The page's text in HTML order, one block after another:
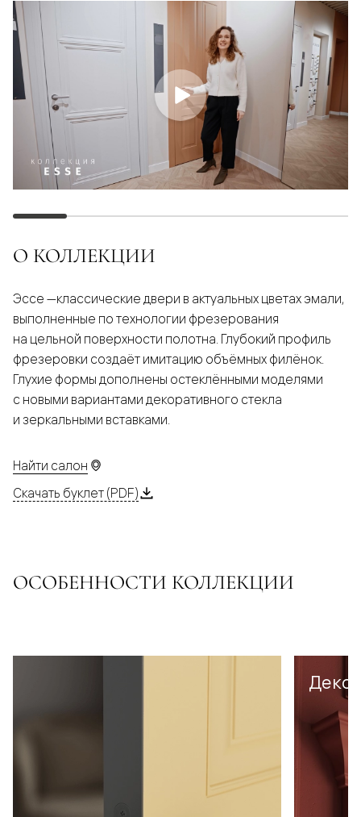
О КОЛЛЕКЦИИ
Эссе —классические двери в актуальных цветах эмали,
выполненные по технологии фрезерования
на цельной поверхности полотна. Глубокий профиль
фрезеровки создаёт имитацию объёмных филёнок.
Глухие формы дополнены остеклёнными моделями
с новыми вариантами декоративного стекла
и зеркальными вставками.
Найти салон
Скачать буклет (PDF)
ОСОБЕННОСТИ КОЛЛЕКЦИИ